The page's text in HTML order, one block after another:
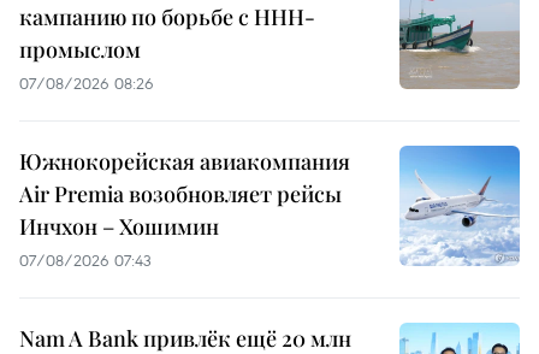
кампанию по борьбе с ННН-
промыслом
07/08/2026 08:26
Южнокорейская авиакомпания
Air Premia возобновляет рейсы
Инчхон – Хошимин
07/08/2026 07:43
Nam A Bank привлёк ещё 20 млн